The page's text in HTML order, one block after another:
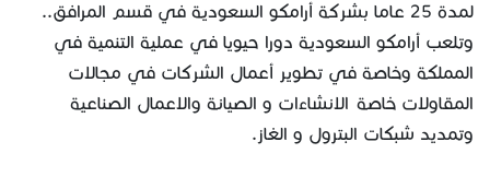
لمدة 25 عاما بشركة أرامكو السعودية في قسم المرافق..
وتلعب أرامكو السعودية دورا حيويا في عملية التنمية في
المملكة وخاصة في تطوير أعمال الشركات في مجالات
المقاولات خاصة الانشاءات و الصيانة والاعمال الصناعية
وتمديد شبكات البترول و الغاز.